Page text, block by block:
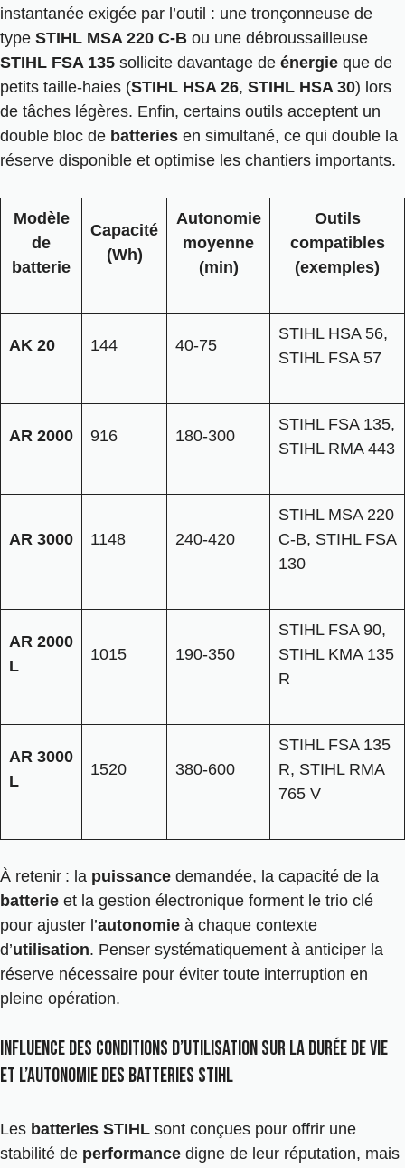
instantanée exigée par l’outil : une tronçonneuse de
type STIHL MSA 220 C-B ou une débroussailleuse
STIHL FSA 135 sollicite davantage de énergie que de
petits taille-haies (STIHL HSA 26, STIHL HSA 30) lors
de tâches légères. Enfin, certains outils acceptent un
double bloc de batteries en simultané, ce qui double la
réserve disponible et optimise les chantiers importants.
Modèle
de
batterie
Capacité
(Wh)
Autonomie
moyenne
(min)
Outils
compatibles
(exemples)
AK 20 144 40-75
STIHL HSA 56,
STIHL FSA 57
AR 2000 916 180-300
STIHL FSA 135,
STIHL RMA 443
AR 3000 1148 240-420
STIHL MSA 220
C-B, STIHL FSA
130
AR 2000
L
1015 190-350
STIHL FSA 90,
STIHL KMA 135
R
AR 3000
L
1520 380-600
STIHL FSA 135
R, STIHL RMA
765 V
À retenir : la puissance demandée, la capacité de la
batterie et la gestion électronique forment le trio clé
pour ajuster l’autonomie à chaque contexte
d’utilisation. Penser systématiquement à anticiper la
réserve nécessaire pour éviter toute interruption en
pleine opération.
Influence des conditions d’utilisation sur la durée de vie
et l’autonomie des batteries Stihl
Les batteries STIHL sont conçues pour offrir une
stabilité de performance digne de leur réputation, mais